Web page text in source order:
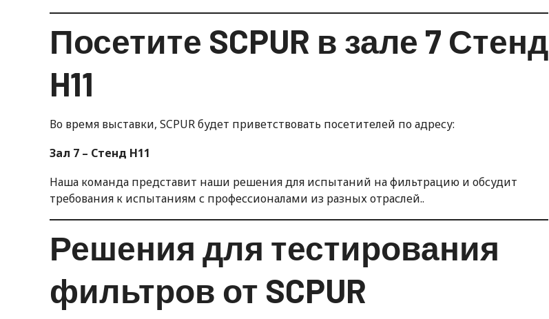
Посетите SCPUR в зале 7 Стенд
H11
Во время выставки, SCPUR будет приветствовать посетителей по адресу:
Зал 7 – Стенд H11
Наша команда представит наши решения для испытаний на фильтрацию и обсудит
требования к испытаниям с профессионалами из разных отраслей..
Решения для тестирования
фильтров от SCPUR